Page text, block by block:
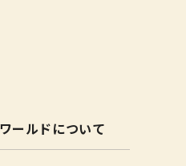
ールドについて